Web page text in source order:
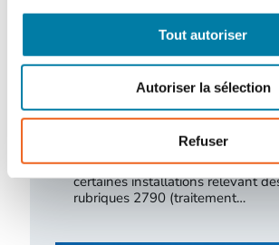
Tout autoriser
Autoriser la sélection
Refuser
Traitement des déchets liquides
ce que change l’arrêté du 16
L'arrêté du 16 juillet 2026, relatif au
traitement des déchets liquides
certaines installations relevant
rubriques 2790 (traitement…